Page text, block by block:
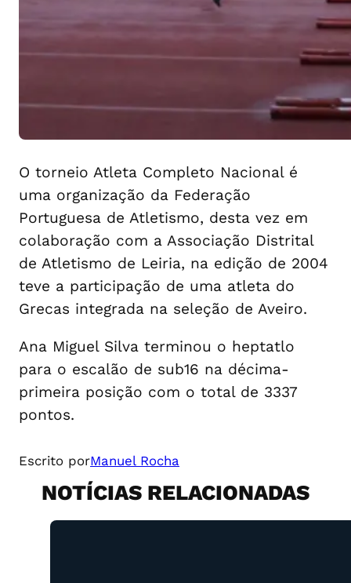
O torneio Atleta Completo Nacional é
uma organização da Federação
Portuguesa de Atletismo, desta vez em
colaboração com a Associação Distrital
de Atletismo de Leiria, na edição de 2004
teve a participação de uma atleta do
Grecas integrada na seleção de Aveiro.
Ana Miguel Silva terminou o heptatlo
para o escalão de sub16 na décima-
primeira posição com o total de 3337
pontos.
Escrito porManuel Rocha
NOTÍCIAS RELACIONADAS